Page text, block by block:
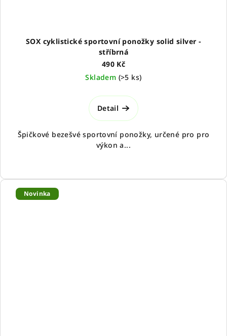
SOX cyklistické sportovní ponožky solid silver -
stříbrná
490 Kč
Skladem (>5 ks)
Detail
Špičkové bezešvé sportovní ponožky, určené pro pro
výkon a...
Novinka